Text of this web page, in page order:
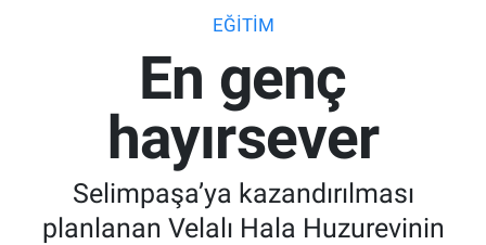
EĞITIM
En genç
hayırsever
Selimpaşa’ya kazandırılması
planlanan Velalı Hala Huzurevinin
Gizli Gündem
Belediye
İstanbul Hava Durumu
İstanbul Namaz Vakitleri
İstanbul Trafik Yoğunluk Haritası
Süper Lig Puan Durumu ve Fikstür
Tüm Manşetler